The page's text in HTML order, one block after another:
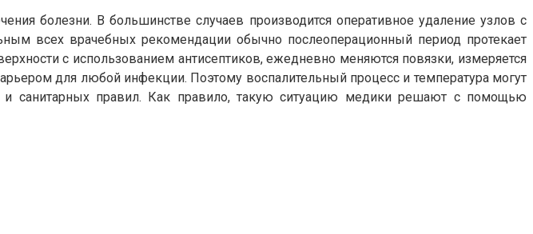
болезни. В большинстве случаев производится оперативное удаление узлов с
всех врачебных рекомендации обычно послеоперационный период протекает
с использованием антисептиков, ежедневно меняются повязки, измеряется
для любой инфекции. Поэтому воспалительный процесс и температура могут
и санитарных правил. Как правило, такую ситуацию медики решают с помощью